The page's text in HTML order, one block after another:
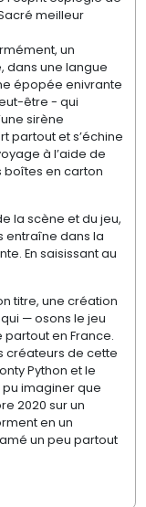
meilleur
un
dans une langue
épopée enivrante
être - qui
sirène
partout et s’échine
à l’aide de
boîtes en carton
la scène et du jeu,
entraîne dans la
En saisissant au
titre, une création
— osons le jeu
en France.
créateurs de cette
Python et le
imaginer que
2020 sur un
en un
un peu partout